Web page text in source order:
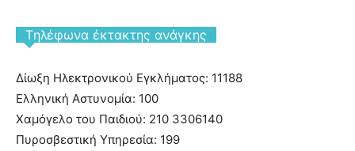
Tηλέφωνα έκτακτης ανάγκης
Δίωξη Ηλεκτρονικού Εγκλήματος: 11188
Ελληνική Αστυνομία: 100
Χαμόγελο του Παιδιού: 210 3306140
Πυροσβεστική Υπηρεσία: 199